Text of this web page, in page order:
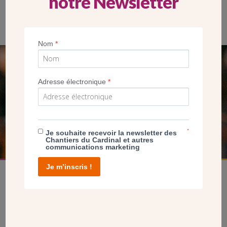
SEUL VOTRE DON
NOUS PERMET D’AGIR
FAIRE UN DON
Nom*
Adresse électronique*
Je souhaite recevoir la newsletter des
Chantiers du Cardinal et autres
communications marketing
*
Je m’inscris !